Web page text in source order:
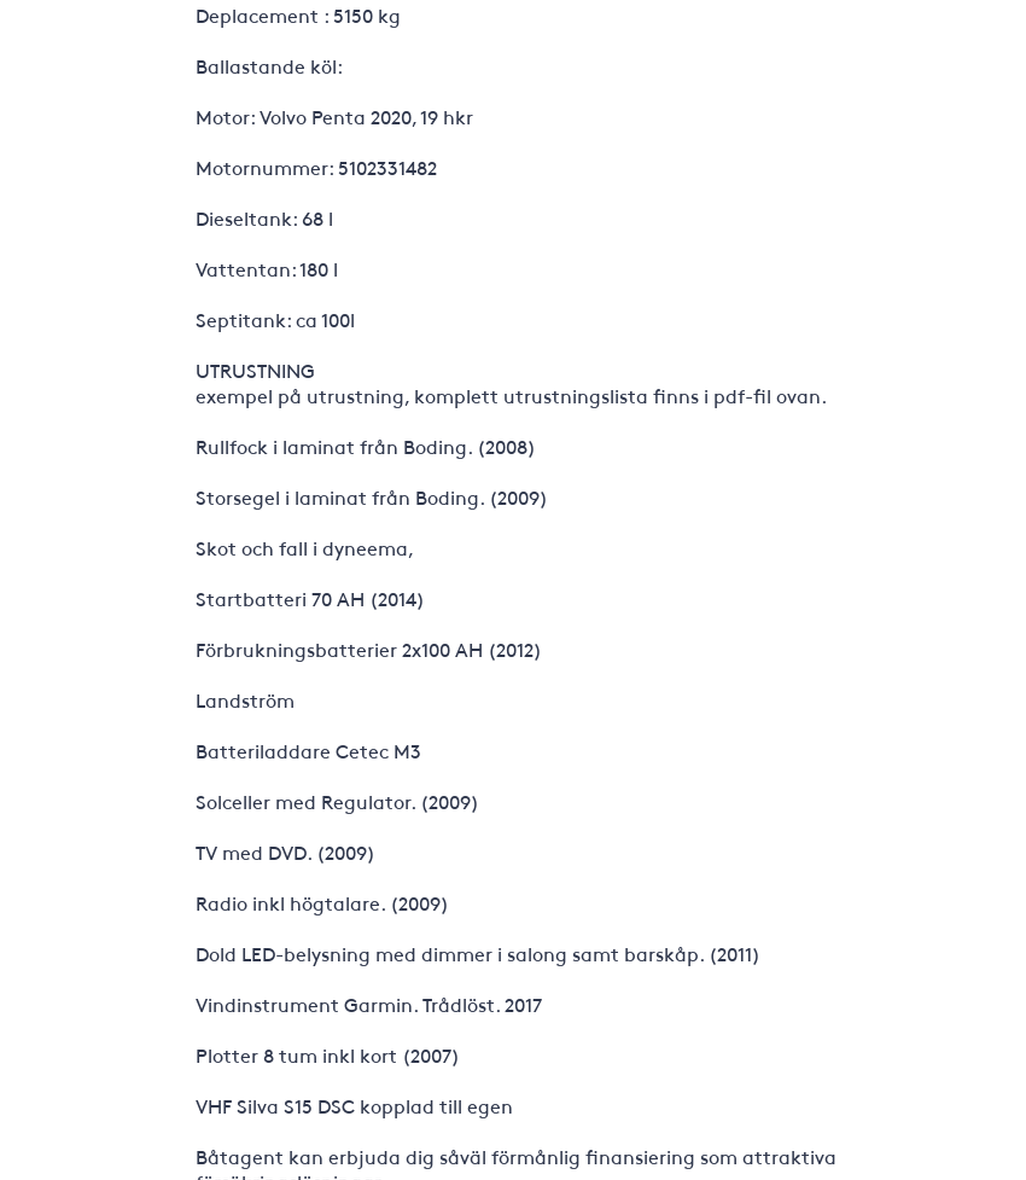
Deplacement : 5150 kg
Ballastande köl:
Motor: Volvo Penta 2020, 19 hkr
Motornummer: 5102331482
Dieseltank: 68 l
Vattentan: 180 l
Septitank: ca 100l
UTRUSTNING
exempel på utrustning, komplett utrustningslista finns i pdf-fil ovan.
Rullfock i laminat från Boding. (2008)
Storsegel i laminat från Boding. (2009)
Skot och fall i dyneema,
Startbatteri 70 AH (2014)
Förbrukningsbatterier 2x100 AH (2012)
Landström
Batteriladdare Cetec M3
Solceller med Regulator. (2009)
TV med DVD. (2009)
Radio inkl högtalare. (2009)
Dold LED-belysning med dimmer i salong samt barskåp. (2011)
Vindinstrument Garmin. Trådlöst. 2017
Plotter 8 tum inkl kort (2007)
VHF Silva S15 DSC kopplad till egen
Båtagent kan erbjuda dig såväl förmånlig finansiering som attraktiva